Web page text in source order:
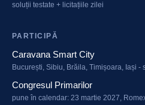
soluții testate + licitațiile zilei
PARTICIPĂ
Caravana Smart City
București, Sibiu, Brăila, Timișoara, Iași -
Congresul Primarilor
pune în calendar: 23 martie 2027,